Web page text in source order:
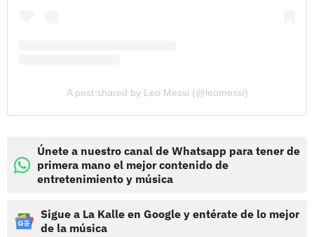
A post shared by Leo Messi (@leomessi)
Únete a nuestro canal de Whatsapp para tener de
primera mano el mejor contenido de
entretenimiento y música
Sigue a La Kalle en Google y entérate de lo mejor
de la música